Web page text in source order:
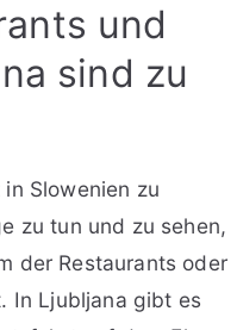
und
sind zu
Slowenien zu
zu tun und zu sehen,
der Restaurants oder
In Ljubljana gibt es